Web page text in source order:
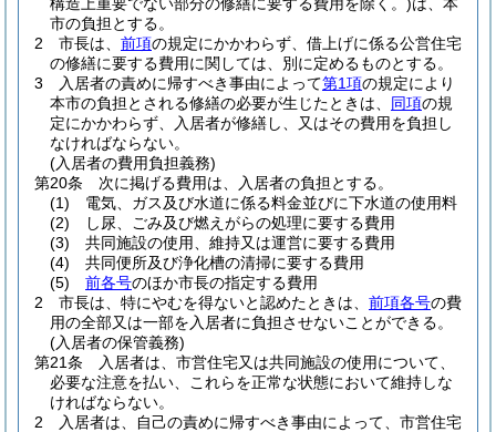
市の負担とする。
2
市長は、 前項の規定にかかわらず、借上げに係る公営住宅
の修繕に要する費用に関しては、別に定めるものとする。
3
入居者の責めに帰すべき事由によって第1項の規定により
本市の負担とされる修繕の必要が生じたときは、 同項の規
定にかかわらず、入居者が修繕し、又はその費用を負担し
なければならない。
(入居者の費用負担義務)
第20条
次に掲げる費用は、入居者の負担とする。
(1)
電気、ガス及び水道に係る料金並びに下水道の使用料
(2)
し尿、ごみ及び燃えがらの処理に要する費用
(3)
共同施設の使用、維持又は運営に要する費用
(4)
共同便所及び浄化槽の清掃に要する費用
(5)
前各号のほか市長の指定する費用
2
市長は、特にやむを得ないと認めたときは、 前項各号の費
用の全部又は一部を入居者に負担させないことができる。
(入居者の保管義務)
第21条
入居者は、市営住宅又は共同施設の使用について、
必要な注意を払い、これらを正常な状態において維持しな
ければならない。
2
入居者は、自己の責めに帰すべき事由によって、市営住宅